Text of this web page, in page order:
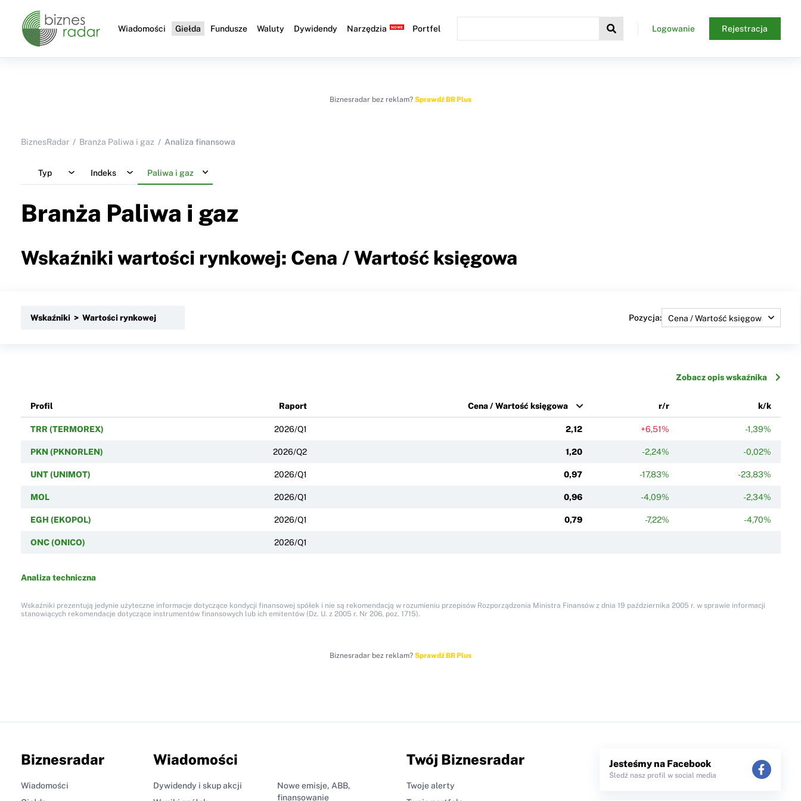
Wiadomości Giełda Fundusze Waluty Dywidendy Narzędzia Portfel Logowanie Rejestracja
Biznesradar bez reklam? Sprawdź BR Plus
BiznesRadar Branża Paliwa i gaz Analiza finansowa
Typ Indeks Paliwa i gaz
Branża Paliwa i gaz
Wskaźniki wartości rynkowej: Cena / Wartość księgowa
Wskaźniki > Wartości rynkowej Pozycja:
Zobacz opis wskaźnika
Profil Raport Cena / Wartość księgowa r/r k/k
TRR (TERMOREX) 2026/Q1 2,12 +6,51% -1,39%
PKN (PKNORLEN) 2026/Q2 1,20 -2,24% -0,02%
UNT (UNIMOT) 2026/Q1 0,97 -17,83% -23,83%
MOL 2026/Q1 0,96 -4,09% -2,34%
EGH (EKOPOL) 2026/Q1 0,79 -7,22% -4,70%
ONC (ONICO) 2026/Q1
Analiza techniczna
Wskaźniki prezentują jedynie użyteczne informacje dotyczące kondycji finansowej spółek i nie są rekomendacją w rozumieniu przepisów Rozporządzenia Ministra Finansów z dnia 19 października 2005 r. w sprawie informacji
stanowiących rekomendacje dotyczące instrumentów finansowych lub ich emitentów (Dz. U. z 2005 r. Nr 206, poz. 1715).
Biznesradar bez reklam? Sprawdź BR Plus
Biznesradar
Wiadomości
Wiadomości
Dywidendy i skup akcji
Nowe emisje, ABB,
finansowanie
Twój Biznesradar
Twoje alerty
Jesteśmy na Facebook
Śledź nasz profil w social media